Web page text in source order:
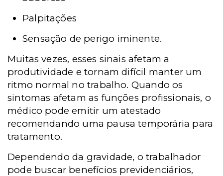
Palpitações
Sensação de perigo iminente.
Muitas vezes, esses sinais afetam a
produtividade e tornam difícil manter um
ritmo normal no trabalho. Quando os
sintomas afetam as funções profissionais, o
médico pode emitir um atestado
recomendando uma pausa temporária para
tratamento.
Dependendo da gravidade, o trabalhador
pode buscar benefícios previdenciários,